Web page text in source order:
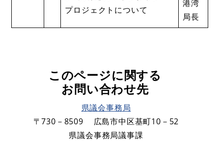
プロジェクトについて
港湾
局長
このページに関する
お問い合わせ先
県議会事務局
〒730－8509
広島市中区基町10－52
県議会事務局議事課